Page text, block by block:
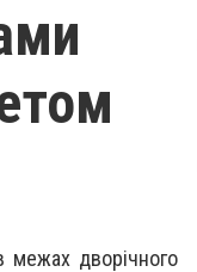
межах дворічного